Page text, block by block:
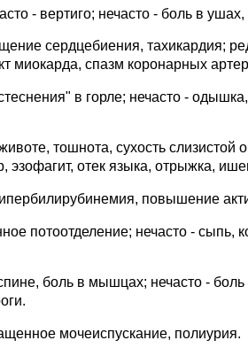
- вертиго; нечасто - боль в
сердцебиения, тахикардия;
спазм коронарных
в горле; нечасто - одышка,
тошнота, сухость слизистой
эзофагит, отек языка, отрыжка,
повышение
потоотделение; нечасто - сыпь,
боль в мышцах; нечасто - боль
мочеиспускание, полиурия.